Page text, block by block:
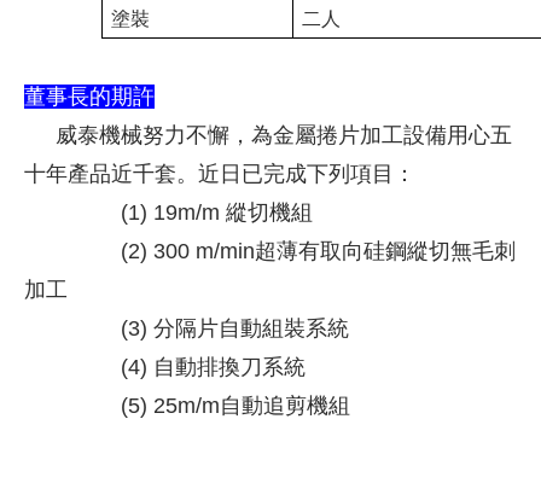
塗裝
二人
董事長的期許
威泰機械努力不懈，為金屬捲片加工設備用心五
十年產品近千套。近日已完成下列項目：
(1) 19m/m 縱切機組
(2) 300 m/min超薄有取向硅鋼縱切無毛刺
加工
(3) 分隔片自動組裝系統
(4) 自動排換刀系統
(5) 25m/m自動追剪機組